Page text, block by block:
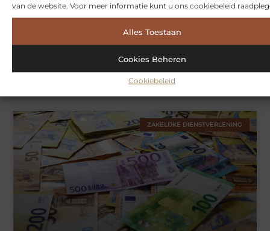
van de website. Voor meer informatie kunt u ons cookiebeleid
Alles Toestaan
Cookies Beheren
Cookiebeleid
Hoe je jouw woning in Amsterdam beter beschermt tegen
ZAKELIJKE DIENSTVERLENING